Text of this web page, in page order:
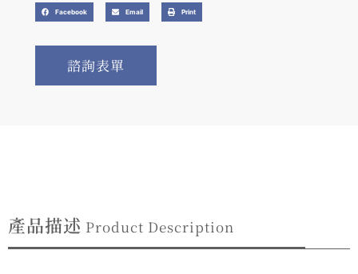
Facebook Email Print
諮詢表單
產品描述 Product Description